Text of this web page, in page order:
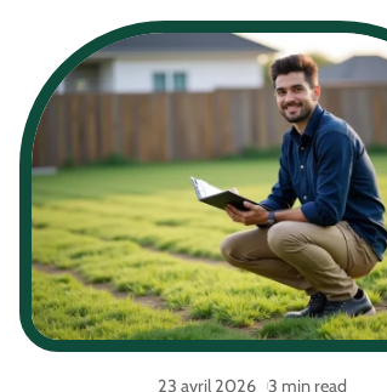
23 avril 2026 3 min read